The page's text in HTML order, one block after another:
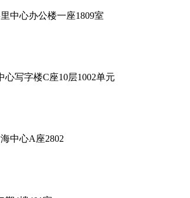
中心办公楼一座1809室
写字楼C座10层1002单元
中心A座2802